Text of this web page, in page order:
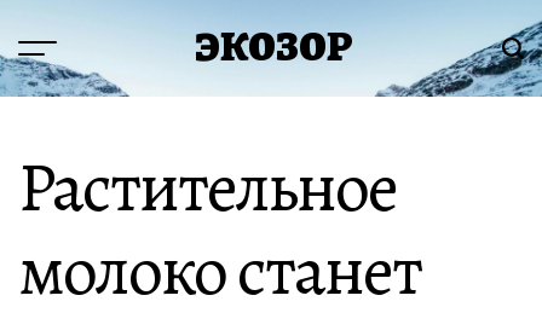
содержимому
Меню ЭКОЗОР
Растительное
молоко станет